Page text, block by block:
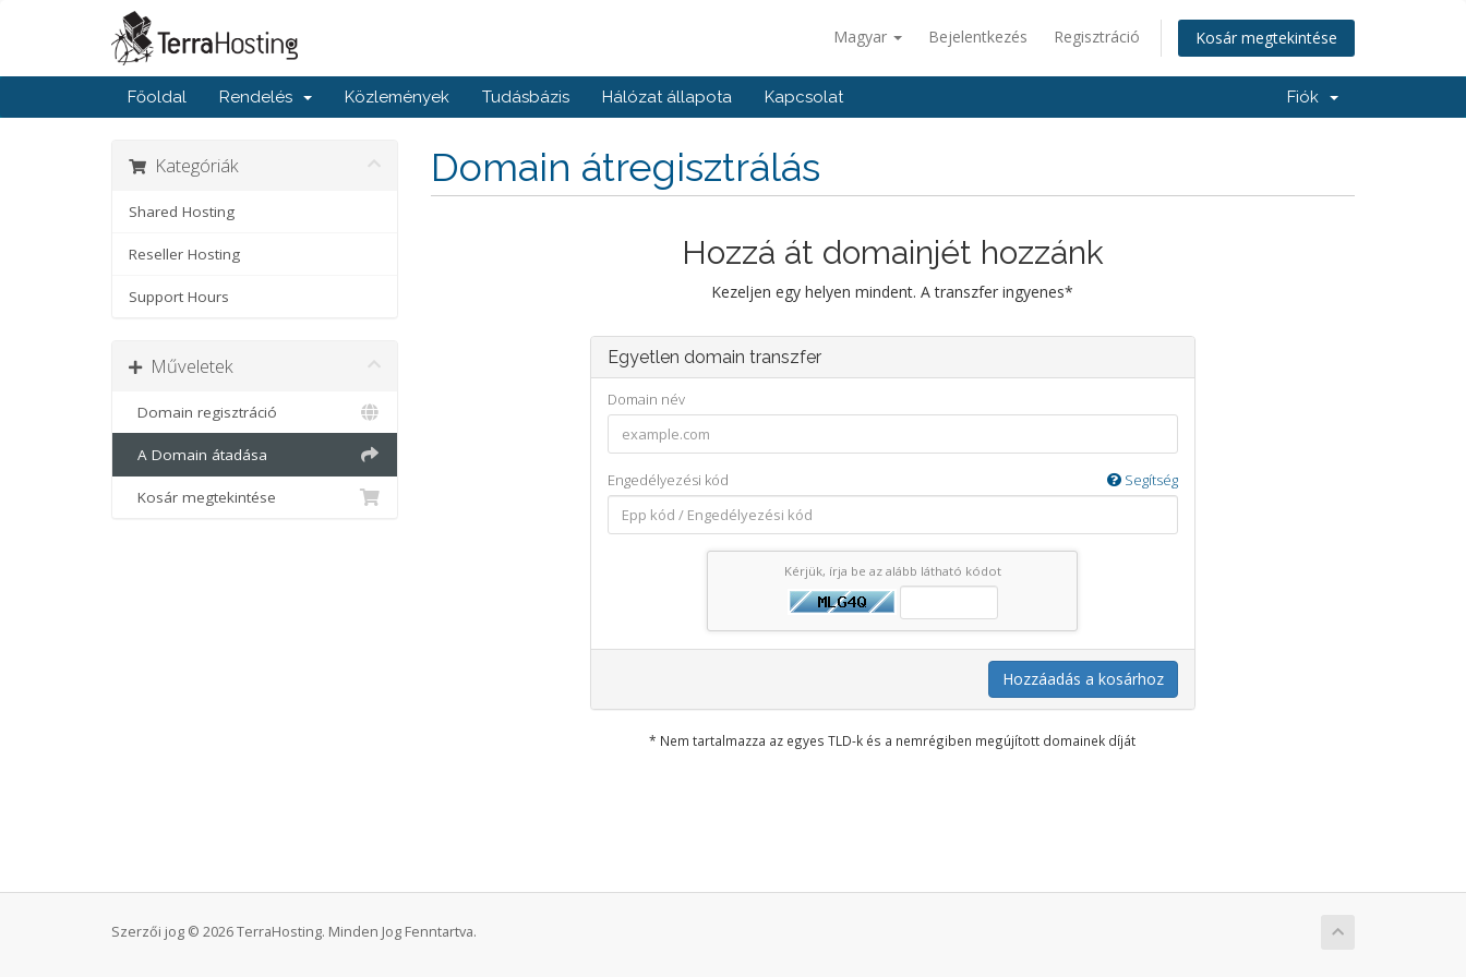
Magyar Bejelentkezés Regisztráció Kosár megtekintése
Főoldal Rendelés Közlemények Tudásbázis Hálózat állapota Kapcsolat Fiók
Domain átregisztrálás
Kategóriák
Shared Hosting
Reseller Hosting
Support Hours
Műveletek
Domain regisztráció
A Domain átadása
Kosár megtekintése
Hozzá át domainjét hozzánk
Kezeljen egy helyen mindent. A transzfer ingyenes*
Egyetlen domain transzfer
Domain név
Engedélyezési kód Segítség
Kérjük, írja be az alább látható kódot
Hozzáadás a kosárhoz
* Nem tartalmazza az egyes TLD-k és a nemrégiben megújított domainek díját
Szerzői jog © 2026 TerraHosting. Minden Jog Fenntartva.